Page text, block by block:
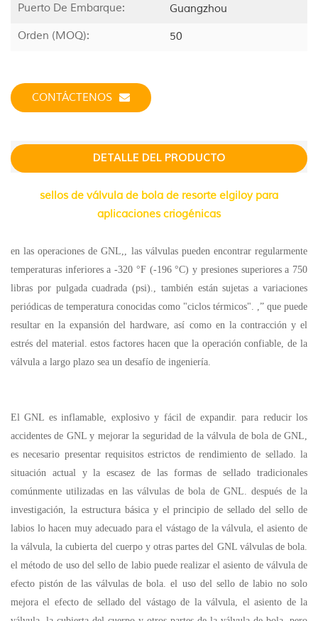
Puerto De Embarque:
Guangzhou
Orden (MOQ):
50
CONTÁCTENOS
DETALLE DEL PRODUCTO
sellos de válvula de bola de resorte elgiloy para
aplicaciones criogénicas
en las operaciones de GNL,, las válvulas pueden encontrar regularmente
temperaturas inferiores a -320 °F (-196 °C) y presiones superiores a 750
libras por pulgada cuadrada (psi)., también están sujetas a variaciones
periódicas de temperatura conocidas como "ciclos térmicos". ,” que puede
resultar en la expansión del hardware, así como en la contracción y el
estrés del material. estos factores hacen que la operación confiable, de la
válvula a largo plazo sea un desafío de ingeniería.
El GNL es inflamable, explosivo y fácil de expandir. para reducir los
accidentes de GNL y mejorar la seguridad de la válvula de bola de GNL,
es necesario presentar requisitos estrictos de rendimiento de sellado. la
situación actual y la escasez de las formas de sellado tradicionales
comúnmente utilizadas en las válvulas de bola de GNL. después de la
investigación, la estructura básica y el principio de sellado del sello de
labios lo hacen muy adecuado para el vástago de la válvula, el asiento de
la válvula, la cubierta del cuerpo y otras partes del GNL válvulas de bola.
el método de uso del sello de labio puede realizar el asiento de válvula de
efecto pistón de las válvulas de bola. el uso del sello de labio no solo
mejora el efecto de sellado del vástago de la válvula, el asiento de la